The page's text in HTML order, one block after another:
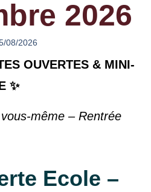
2026
08/2026
OUVERTES & MINI-
✨
même – Rentrée
Ecole –